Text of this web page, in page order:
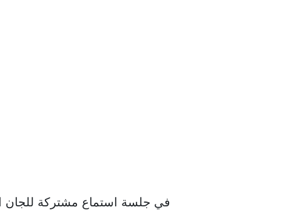
في جلسة استماع مشتركة للجان